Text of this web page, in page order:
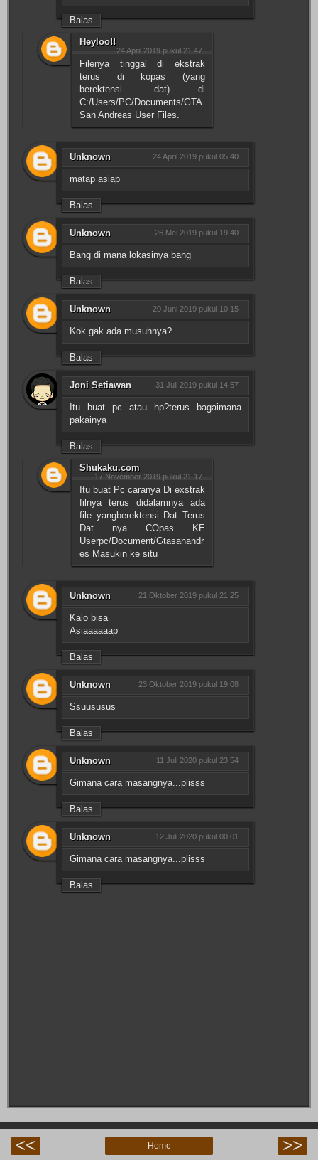
Balas
Heyloo!!
24 April 2019 pukul 21.47
Filenya tinggal di ekstrak
terus di kopas (yang
berektensi .dat) di
C:/Users/PC/Documents/GTA
San Andreas User Files.
Unknown 24 April 2019 pukul 05.40
matap asiap
Balas
Unknown 26 Mei 2019 pukul 19.40
Bang di mana lokasinya bang
Balas
Unknown 20 Juni 2019 pukul 10.15
Kok gak ada musuhnya?
Balas
Joni Setiawan 31 Juli 2019 pukul 14.57
Itu buat pc atau hp?terus bagaimana
pakainya
Balas
Shukaku.com
17 November 2019 pukul 21.17
Itu buat Pc caranya Di exstrak
filnya terus didalamnya ada
file yangberektensi Dat Terus
Dat nya COpas KE
Userpc/Document/Gtasanandr
es Masukin ke situ
Unknown 21 Oktober 2019 pukul 21.25
Kalo bisa
Asiaaaaaap
Balas
Unknown 23 Oktober 2019 pukul 19.08
Ssuususus
Balas
Unknown 11 Juli 2020 pukul 23.54
Gimana cara masangnya...plisss
Balas
Unknown 12 Juli 2020 pukul 00.01
Gimana cara masangnya...plisss
Balas
<< >>
Home